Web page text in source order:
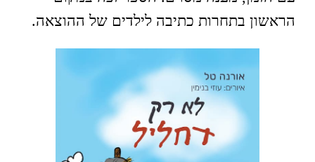
הראשון בתחרות כתיבה לילדים של ההוצאה.